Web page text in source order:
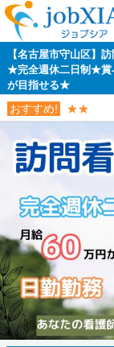
【名古屋市守山区】
★完全週休二日制★賞
が目指せる★
おすすめ! ★★